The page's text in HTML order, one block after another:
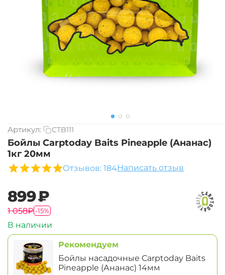
Артикул: CTB111
Бойлы Carptoday Baits Pineapple (Ананас)
1кг 20мм
Отзывов: 184Написать отзыв
‍899‍₽
‍1 058‍₽-15%
В наличии
Рекомендуем
Бойлы насадочные Carptoday Baits
Pineapple (Ананас) 14мм